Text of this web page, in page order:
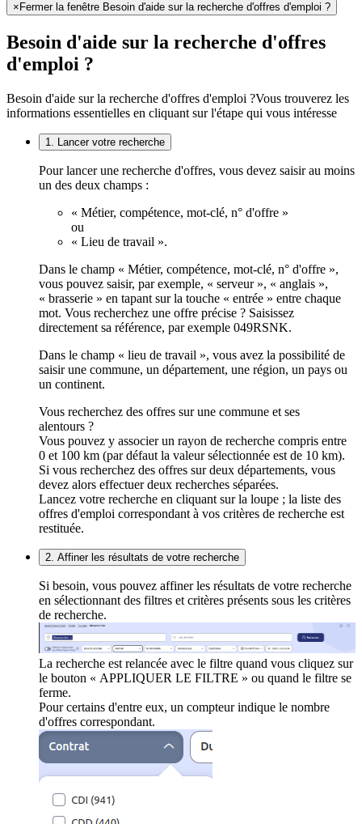
× Fermer la fenêtre Besoin d'aide sur la recherche d'offres d'emploi ?
Besoin d'aide sur la recherche d'offres
d'emploi ?
Besoin d'aide sur la recherche d'offres d'emploi ?Vous trouverez les
informations essentielles en cliquant sur l'étape qui vous intéresse
1. Lancer votre recherche
Pour lancer une recherche d'offres, vous devez saisir au moins
un des deux champs :
« Métier, compétence, mot-clé, n° d'offre »
ou
« Lieu de travail ».
Dans le champ « Métier, compétence, mot-clé, n° d'offre »,
vous pouvez saisir, par exemple, « serveur », « anglais »,
« brasserie » en tapant sur la touche « entrée » entre chaque
mot. Vous recherchez une offre précise ? Saisissez
directement sa référence, par exemple 049RSNK.
Dans le champ « lieu de travail », vous avez la possibilité de
saisir une commune, un département, une région, un pays ou
un continent.
Vous recherchez des offres sur une commune et ses
alentours ?
Vous pouvez y associer un rayon de recherche compris entre
0 et 100 km (par défaut la valeur sélectionnée est de 10 km).
Si vous recherchez des offres sur deux départements, vous
devez alors effectuer deux recherches séparées.
Lancez votre recherche en cliquant sur la loupe ; la liste des
offres d'emploi correspondant à vos critères de recherche est
restituée.
2. Affiner les résultats de votre recherche
Si besoin, vous pouvez affiner les résultats de votre recherche
en sélectionnant des filtres et critères présents sous les critères
de recherche.
La recherche est relancée avec le filtre quand vous cliquez sur
le bouton « APPLIQUER LE FILTRE » ou quand le filtre se
ferme.
Pour certains d'entre eux, un compteur indique le nombre
d'offres correspondant.